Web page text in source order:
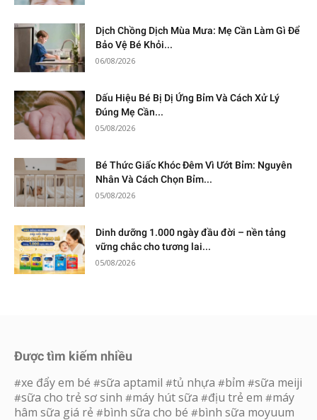
Dịch Chồng Dịch Mùa Mưa: Mẹ Cần Làm Gì Để
Bảo Vệ Bé Khỏi...
06/08/2026
Dấu Hiệu Bé Bị Dị Ứng Bỉm Và Cách Xử Lý
Đúng Mẹ Cần...
05/08/2026
Bé Thức Giấc Khóc Đêm Vì Ướt Bỉm: Nguyên
Nhân Và Cách Chọn Bỉm...
05/08/2026
Dinh dưỡng 1.000 ngày đầu đời – nền tảng
vững chắc cho tương lai...
05/08/2026
Được tìm kiếm nhiều
#xe đẩy em bé #sữa aptamil #tủ nhựa #bỉm #sữa meiji
#sữa cho trẻ sơ sinh #máy hút sữa #địu trẻ em #máy
hâm sữa giá rẻ #bình sữa cho bé #bình sữa moyuum